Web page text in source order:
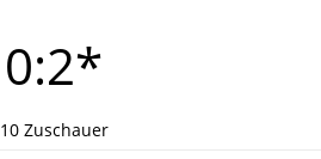
0:2*
10 Zuschauer